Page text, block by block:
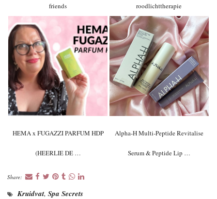
friends roodlichttherapie
HEMA x FUGAZZI PARFUM HDP
(HEERLIE DE …
Alpha-H Multi-Peptide Revitalise
Serum & Peptide Lip …
Share:
Kruidvat, Spa Secrets